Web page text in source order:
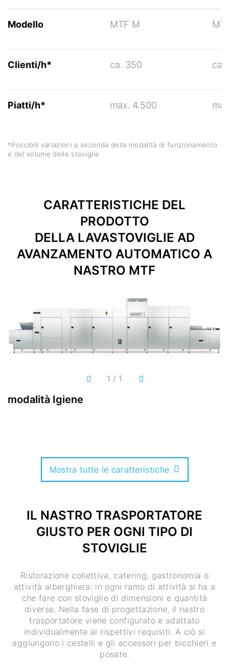
Modello MTF M
Clienti/h* ca. 350 ca.
Piatti/h* max. 4.500
*Possibili variazioni a seconda della modalità di funzionamento
e del volume delle stoviglie
CARATTERISTICHE DEL
PRODOTTO
DELLA LAVASTOVIGLIE AD
AVANZAMENTO AUTOMATICO A
NASTRO MTF
modalità Igiene
1 / 1
Mostra tutte le caratteristiche
IL NASTRO TRASPORTATORE
GIUSTO PER OGNI TIPO DI
STOVIGLIE
Ristorazione collettiva, catering, gastronomia o
attività alberghiera: in ogni ramo di attività si ha a
che fare con stoviglie di dimensioni e quantità
diverse. Nella fase di progettazione, il nastro
trasportatore viene configurato e adattato
individualmente ai rispettivi requisiti. A ciò si
aggiungono i cestelli e gli accessori per bicchieri e
posate.